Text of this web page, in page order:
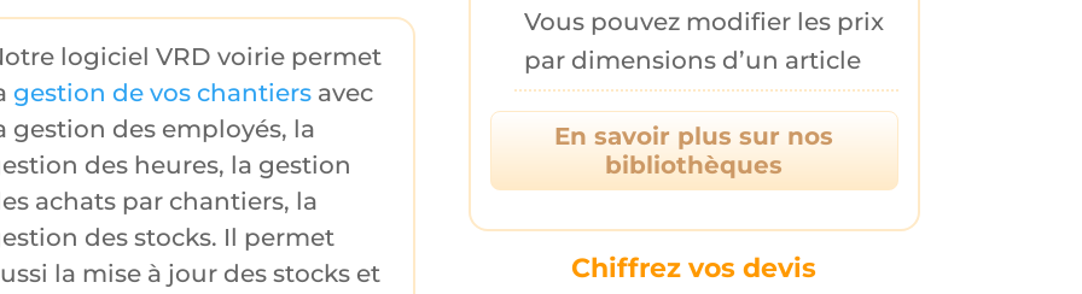
logiciel VRD voirie permet
gestion de vos chantiersavec
gestion des employés, la
des heures, la gestion
achatspar chantiers, la
des stocks. Il permet
la mise à jour des stockset
Vous pouvez modifier les prix
par dimensions d’un article
En savoir plus sur nos
bibliothèques
Chiffrez vos devis